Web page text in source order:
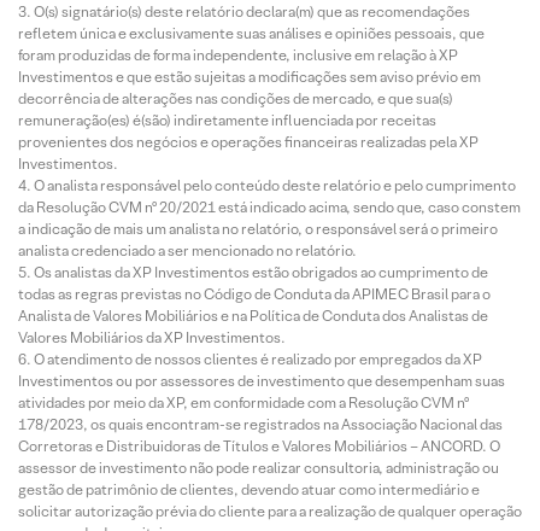
O(s) signatário(s) deste relatório declara(m) que as recomendações
refletem única e exclusivamente suas análises e opiniões pessoais, que
foram produzidas de forma independente, inclusive em relação à XP
Investimentos e que estão sujeitas a modificações sem aviso prévio em
decorrência de alterações nas condições de mercado, e que sua(s)
remuneração(es) é(são) indiretamente influenciada por receitas
provenientes dos negócios e operações financeiras realizadas pela XP
Investimentos.
O analista responsável pelo conteúdo deste relatório e pelo cumprimento
da Resolução CVM nº 20/2021 está indicado acima, sendo que, caso constem
a indicação de mais um analista no relatório, o responsável será o primeiro
analista credenciado a ser mencionado no relatório.
Os analistas da XP Investimentos estão obrigados ao cumprimento de
todas as regras previstas no Código de Conduta da APIMEC Brasil para o
Analista de Valores Mobiliários e na Política de Conduta dos Analistas de
Valores Mobiliários da XP Investimentos.
O atendimento de nossos clientes é realizado por empregados da XP
Investimentos ou por assessores de investimento que desempenham suas
atividades por meio da XP, em conformidade com a Resolução CVM nº
178/2023, os quais encontram-se registrados na Associação Nacional das
Corretoras e Distribuidoras de Títulos e Valores Mobiliários – ANCORD. O
assessor de investimento não pode realizar consultoria, administração ou
gestão de patrimônio de clientes, devendo atuar como intermediário e
solicitar autorização prévia do cliente para a realização de qualquer operação